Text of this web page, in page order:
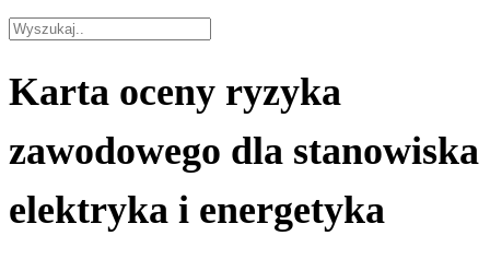
Karta oceny ryzyka
zawodowego dla stanowiska
elektryka i energetyka